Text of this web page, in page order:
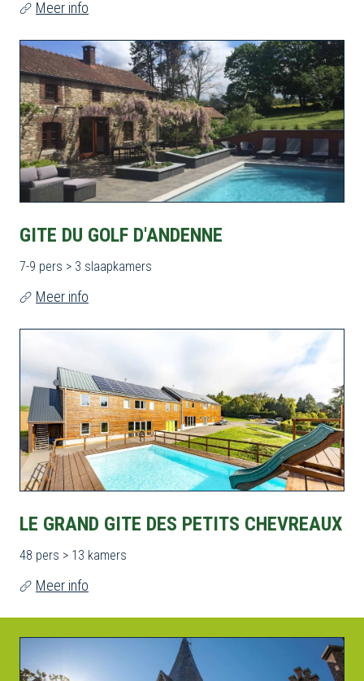
Meer info
GITE DU GOLF D'ANDENNE
7-9 pers > 3 slaapkamers
Meer info
LE GRAND GITE DES PETITS CHEVREAUX
48 pers > 13 kamers
Meer info